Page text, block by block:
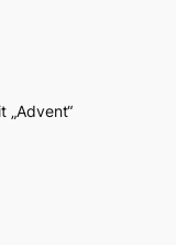
„Advent“